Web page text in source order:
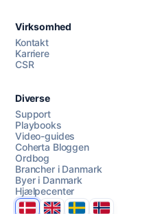
AI Campaign Assist
Virksomhed
Kontakt
Karriere
CSR
Diverse
Support
Playbooks
Video-guides
Coherta Bloggen
Ordbog
Brancher i Danmark
Byer i Danmark
Hjælpecenter